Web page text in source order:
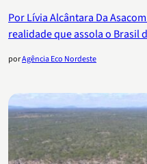
Por Lívia Alcântara Da
realidade que assola o Brasil
porAgência Eco Nordeste